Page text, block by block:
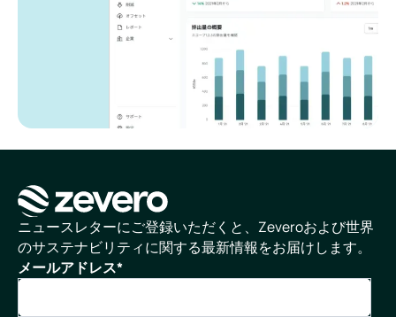
ホームページ
ニュースレターにご登録いただくと、Zeveroおよび世界
のサステナビリティに関する最新情報をお届けします。
メールアドレス*